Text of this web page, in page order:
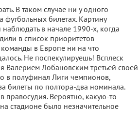
В таком случае ни у одного
билетах. Картину
в начале 1990-х, когда
в список приоритетов
команды в Европе ни на что
Не поспекулируешь! Всплеск
Лобановским третьей своей
в полуфинал Лиги чемпионов,
билеты по полтора-два номинала.
правосудия. Вероятно, какую-то
стадионе было незначительное